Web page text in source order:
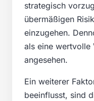
strategisch
übermäßigen
einzugehen.
als eine wertvolle
angesehen.
Ein weiterer
beeinflusst, sind